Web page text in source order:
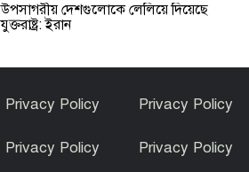
উপসাগরীয় দেশগুলোকে লেলিয়ে দিয়েছে
যুক্তরাষ্ট্র: ইরান
আরও বেশি কিছু?
Privacy Policy Privacy Policy
Privacy Policy Privacy Policy